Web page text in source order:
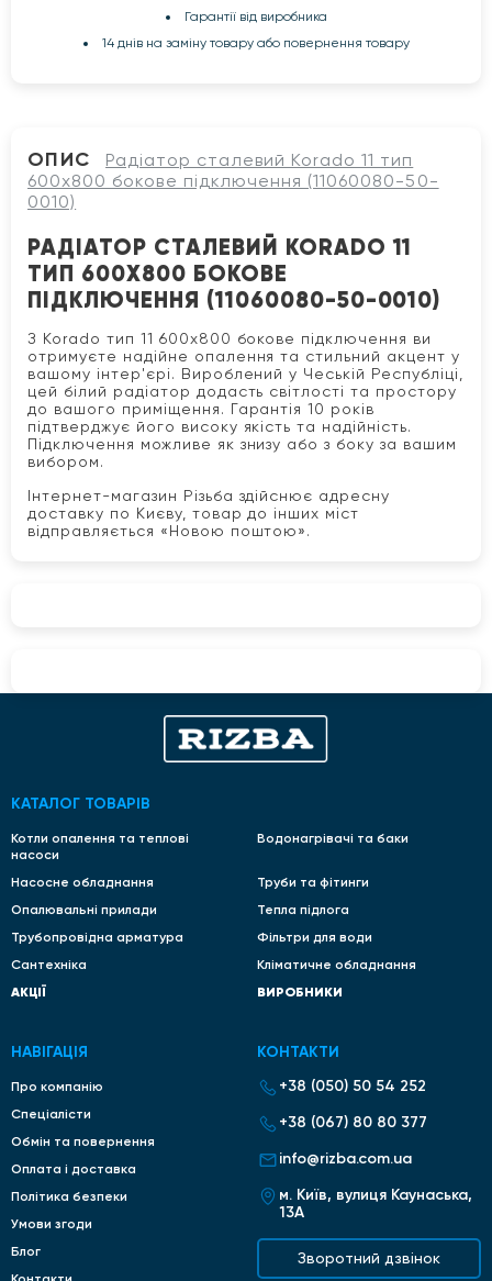
Гарантії від виробника
14 днів на заміну товару або повернення товару
ОПИС
Радіатор сталевий Korado 11 тип
600x800 бокове підключення (11060080-50-
0010)
РАДІАТОР СТАЛЕВИЙ KORADO 11
ТИП 600X800 БОКОВЕ
ПІДКЛЮЧЕННЯ (11060080-50-0010)
З Korado тип 11 600x800 бокове підключення ви
отримуєте надійне опалення та стильний акцент у
вашому інтер'єрі. Вироблений у Чеській Республіці,
цей білий радіатор додасть світлості та простору
до вашого приміщення. Гарантія 10 років
підтверджує його високу якість та надійність.
Підключення можливе як знизу або з боку за вашим
вибором.
Інтернет-магазин Різьба здійснює адресну
доставку по Києву, товар до інших міст
відправляється «Новою поштою».
КАТАЛОГ ТОВАРІВ
Котли опалення та теплові
насоси
Водонагрівачі та баки
Насосне обладнання
Труби та фітинги
Опалювальні прилади
Тепла підлога
Трубопровідна арматура
Фільтри для води
Сантехніка
Кліматичне обладнання
АКЦІЇ ВИРОБНИКИ
НАВІГАЦІЯ
Про компанію
Спеціалісти
Обмін та повернення
Оплата і доставка
Політика безпеки
Умови згоди
Блог
КОНТАКТИ
+38 (050) 50 54 252
+38 (067) 80 80 377
info@rizba.com.ua
м. Київ, вулиця Каунаська,
13А
Зворотний дзвінок